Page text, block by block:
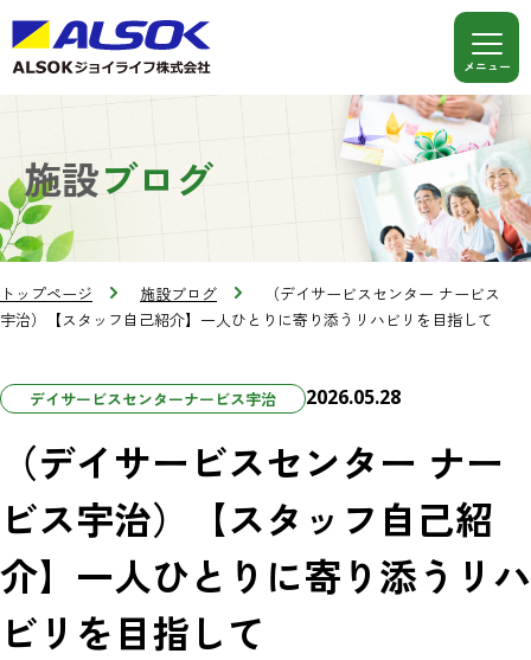
施設ブログ
トップページ 施設ブログ
（デイサービスセンター ナービス
宇治）【スタッフ自己紹介】一人ひとりに寄り添うリハビリを目指して
デイサービスセンターナービス宇治 2026.05.28
（デイサービスセンター ナー
ビス宇治）【スタッフ自己紹
介】一人ひとりに寄り添うリハ
ビリを目指して